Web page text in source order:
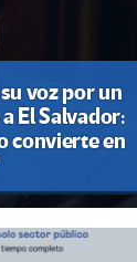
voz por un
El Salvador:
convierte en